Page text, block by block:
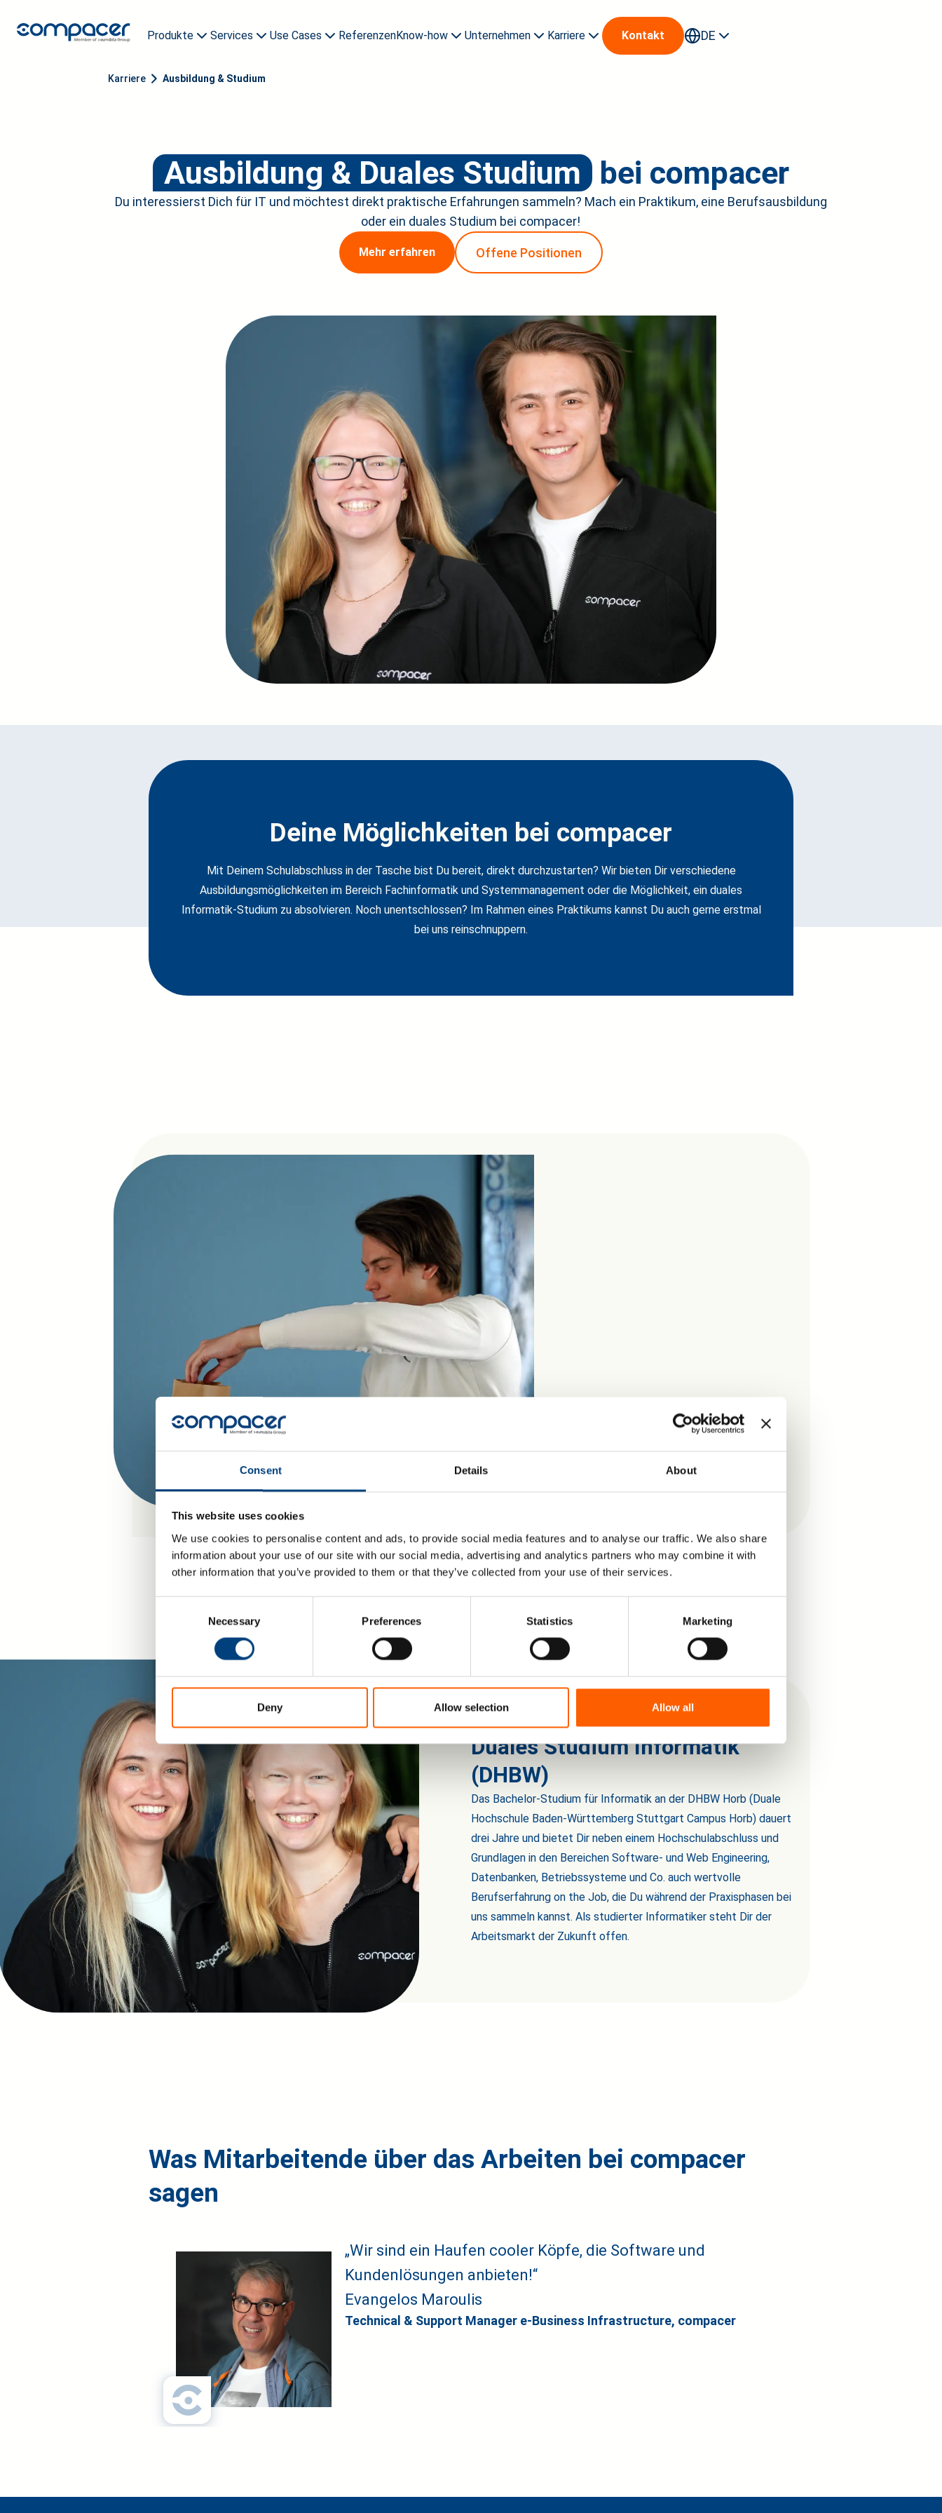
Consent Details About
This website uses cookies
We use cookies to personalise content and ads, to provide social media features and to analyse our traffic. We also share
information about your use of our site with our social media, advertising and analytics partners who may combine it with
other information that you’ve provided to them or that they’ve collected from your use of their services.
Necessary Preferences Statistics Marketing
Deny Allow selection Allow all
Produkte Services Use Cases ReferenzenKnow-how Unternehmen Karriere Kontakt DE
Karriere Ausbildung & Studium
Ausbildung & Duales Studium bei compacer
Du interessierst Dich für IT und möchtest direkt praktische Erfahrungen sammeln? Mach ein Praktikum, eine Berufsausbildung
oder ein duales Studium bei compacer!
Mehr erfahren Offene Positionen
Deine Möglichkeiten bei compacer
Mit Deinem Schulabschluss in der Tasche bist Du bereit, direkt durchzustarten? Wir bieten Dir verschiedene
Ausbildungsmöglichkeiten im Bereich Fachinformatik und Systemmanagement oder die Möglichkeit, ein duales
Informatik-Studium zu absolvieren. Noch unentschlossen? Im Rahmen eines Praktikums kannst Du auch gerne erstmal
bei uns reinschnuppern.
Ausbildung im Bereich
Fachinformatik oder IT-
Während der dreijährigen Ausbildung als Kaufmann/-frau im
Bereich IT-System-Management oder als Fachinformatiker für
Anwendungsentwicklung und Systemintegration besuchst Du die
Akademie für Datenverarbeitung oder die it.schule Stuttgart und
lernst gleichzeitig bei uns im Betrieb. Die ADV und die it.schule
sind eine gute Alternative zum Hochschulstudium und bietet Dir
beste Zukunftschancen in den Bereichen Medien, Wirtschaft und
Technik.
Wir bieten Ausbildungsstellen für beide Ausbildungswege ab
Duales Studium Informatik
(DHBW)
Das Bachelor-Studium für Informatik an der DHBW Horb (Duale
Hochschule Baden-Württemberg Stuttgart Campus Horb) dauert
drei Jahre und bietet Dir neben einem Hochschulabschluss und
Grundlagen in den Bereichen Software- und Web Engineering,
Datenbanken, Betriebssysteme und Co. auch wertvolle
Berufserfahrung on the Job, die Du während der Praxisphasen bei
uns sammeln kannst. Als studierter Informatiker steht Dir der
Arbeitsmarkt der Zukunft offen.
Was Mitarbeitende über das Arbeiten bei compacer
sagen
„Wir sind ein Haufen cooler Köpfe, die Software und
Kundenlösungen anbieten!“
Evangelos Maroulis
Technical & Support Manager e-Business Infrastructure, compacer